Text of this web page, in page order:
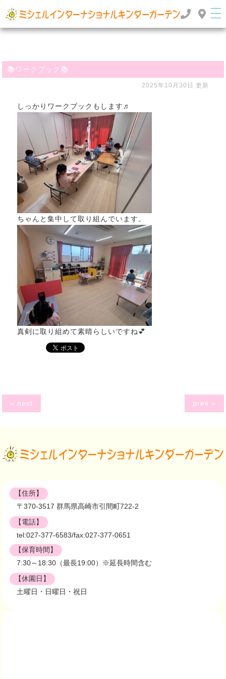
ーガーデン
TOP
📚ワークブック📚
2025年10月30日 更新
しっかりワークブックもします♬
ちゃんと集中して取り組んでいます。
真剣に取り組めて素晴らしいですね💕
« next prev »
【住所】
〒370-3517 群馬県高崎市引間町722-2
【電話】
tel:027-377-6583/fax:027-377-0651
【保育時間】
7:30～18:30（最長19:00）※延長時間含む
【休園日】
土曜日・日曜日・祝日